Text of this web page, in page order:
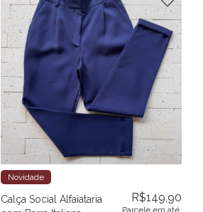
Novidade
Calça Social Alfaiataria
R$149,90
Parcele em até